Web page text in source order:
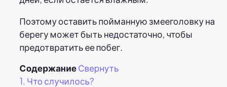
Поэтому оставить пойманную змееголовку на
берегу может быть недостаточно, чтобы
предотвратить ее побег.
Содержание Свернуть
1. Что случилось?